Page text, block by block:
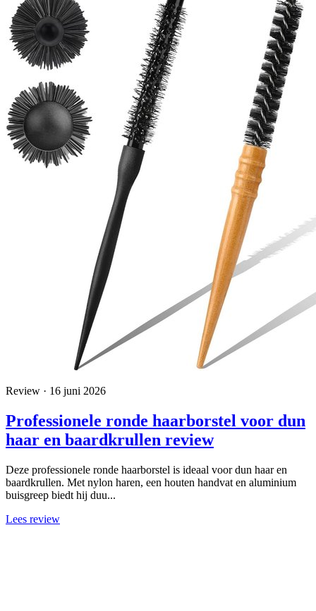
Review · 16 juni 2026
Professionele ronde haarborstel voor dun
haar en baardkrullen review
Deze professionele ronde haarborstel is ideaal voor dun haar en
baardkrullen. Met nylon haren, een houten handvat en aluminium
buisgreep biedt hij duu...
Lees review